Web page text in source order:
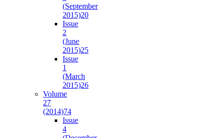
(September
2015)20
Issue
2
(June
2015)25
Issue
1
(March
2015)26
Volume
27
(2014)74
Issue
4